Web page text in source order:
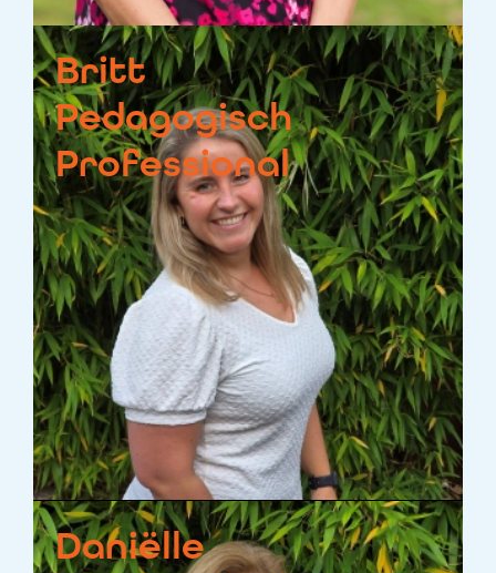
Britt
Pedagogisch
Professional
Daniëlle